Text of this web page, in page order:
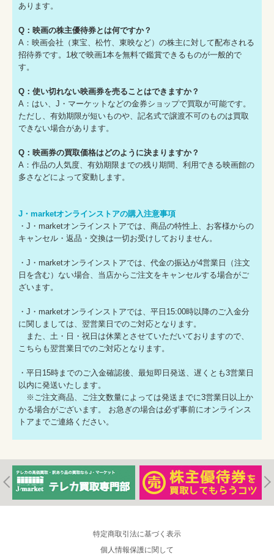
あります。
Q：映画の株主優待券とは何ですか？
A：映画会社（東宝、松竹、東映など）の株主に対して配布される
招待券です。1枚で映画1本を無料で鑑賞できるものが一般的で
す。
Q：使い切れない映画券を売ることはできますか？
A：はい、J・マーケットなどの金券ショップで買取が可能です。
ただし、有効期限が短いものや、記名式で譲渡不可のものは買取
できない場合があります。
Q：映画券の買取価格はどのように決まりますか？
A：作品の人気度、有効期限までの残り期間、利用できる映画館の
多さなどによって変動します。
J・marketオンラインストアの購入注意事項
・J・marketオンラインストアでは、商品の特性上、お客様からの
キャンセル・返品・交換は一切お受けしておりません。
・J・marketオンラインストアでは、代金の振込が4営業日（注文
日を含む）ない場合、当店からご注文をキャンセルする場合がご
ざいます。
・J・marketオンラインストアでは、平日15:00時以降のご入金分
に関しましては、翌営業日でのご対応となります。
また、土・日・祝日は休業とさせていただいておりますので、
こちらも翌営業日でのご対応となります。
・平日15時までのご入金確認後、最短即日発送、遅くとも3営業日
以内に発送いたします。
※ご注文商品、ご注文数量によっては発送までに3営業日以上か
かる場合がございます。 お急ぎの場合は必ず事前にオンラインス
トアまでご連絡ください。
特定商取引法に基づく表示
個人情報保護に関して